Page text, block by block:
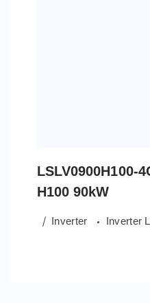
LSLV0900H100-
H100 90kW
Inverter Inverter